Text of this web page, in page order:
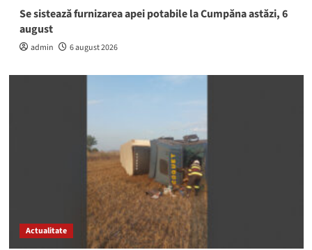
Se sistează furnizarea apei potabile la Cumpăna astăzi, 6
august
admin 6 august 2026
Actualitate